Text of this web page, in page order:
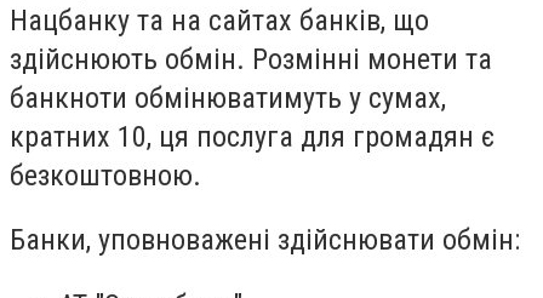
Нацбанку та на сайтах банків, що
здійснюють обмін. Розмінні монети та
банкноти обмінюватимуть у сумах,
кратних 10, ця послуга для громадян є
безкоштовною.
Банки, уповноважені здійснювати обмін: